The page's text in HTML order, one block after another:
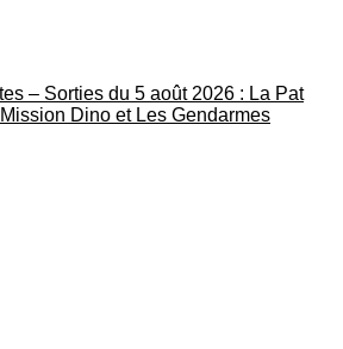
– Sorties du 5 août 2026 : La Pat
Dino et Les Gendarmes